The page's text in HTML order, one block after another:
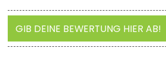
GIB DEINE BEWERTUNG HIER AB!